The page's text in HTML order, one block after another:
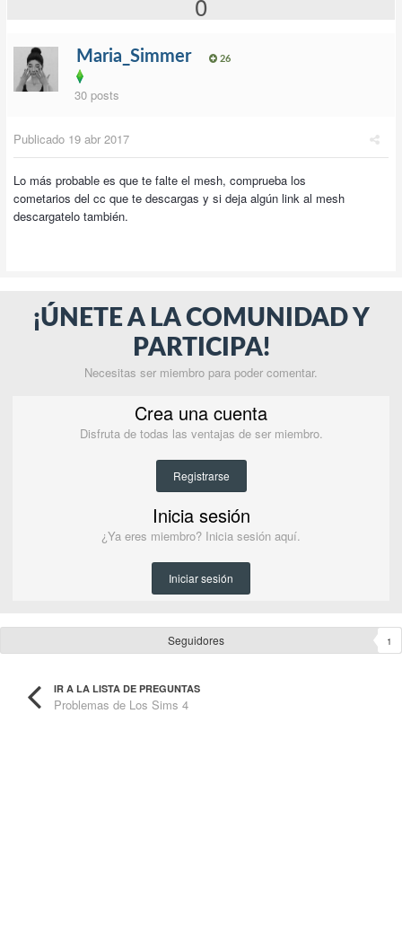
Maria_Simmer 26
30 posts
Publicado 19 abr 2017
Lo más probable es que te falte el mesh, comprueba los
cometarios del cc que te descargas y si deja algún link al mesh
descargatelo también.
¡ÚNETE A LA COMUNIDAD Y
PARTICIPA!
Necesitas ser miembro para poder comentar.
Crea una cuenta
Disfruta de todas las ventajas de ser miembro.
Registrarse
Inicia sesión
¿Ya eres miembro? Inicia sesión aquí.
Iniciar sesión
Seguidores 1
IR A LA LISTA DE PREGUNTAS
Problemas de Los Sims 4